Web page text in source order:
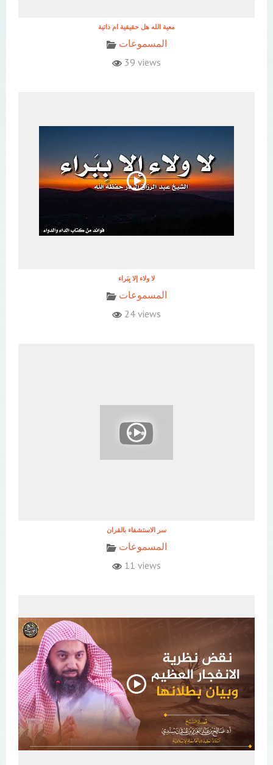
معية الله هل حقيقية ام ذاتية
المسموعات
39 views
المسموعات
24 views
المسموعات
11 views